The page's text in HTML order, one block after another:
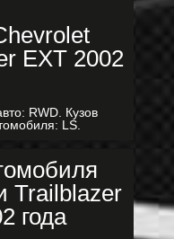
RWD. Кузов
LS.
Trailblazer
года